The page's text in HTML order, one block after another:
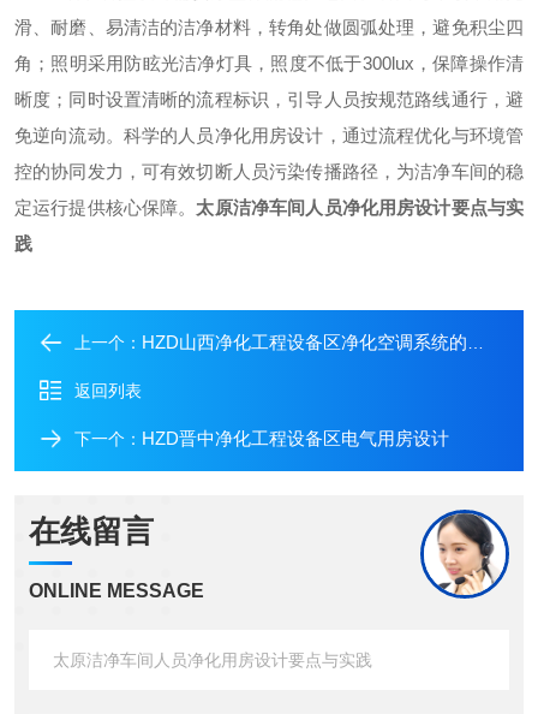
滑、耐磨、易清洁的洁净材料，转角处做圆弧处理，避免积尘四
角；照明采用防眩光洁净灯具，照度不低于300lux，保障操作清
晰度；同时设置清晰的流程标识，引导人员按规范路线通行，避
免逆向流动。科学的人员净化用房设计，通过流程优化与环境管
控的协同发力，可有效切断人员污染传播路径，为洁净车间的稳
定运行提供核心保障。 太原洁净车间人员净化用房设计要点与实
践
上一个： HZD山西净化工程设备区净化空调系统的应用
返回列表
下一个： HZD晋中净化工程设备区电气用房设计
在线留言
ONLINE MESSAGE